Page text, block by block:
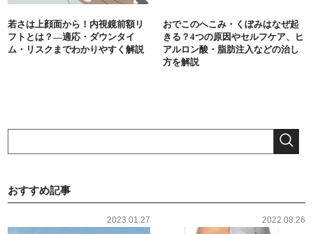
若さは上顔面から！内視鏡前額リ
フトとは？―適応・ダウンタイ
ム・リスクまでわかりやすく解説
おでこのへこみ・くぼみはなぜ起
きる？4つの原因やセルフケア、ヒ
アルロン酸・脂肪注入などの治し
方を解説
おすすめ記事
2023.01.27 2022.08.26